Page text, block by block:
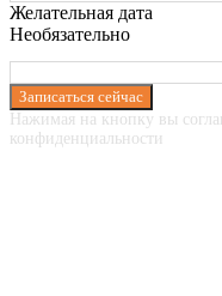
Желательная дата
Необязательно
Записаться сейчас
Нажимая на кнопку вы
конфиденциальности